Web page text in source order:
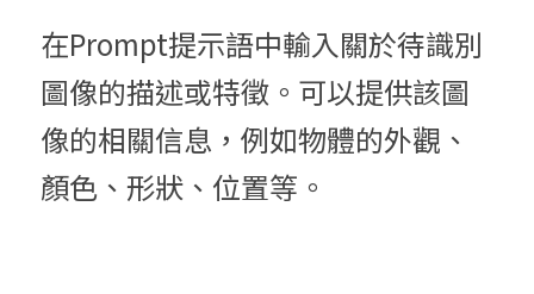
在Prompt提示語中輸入關於待識別
圖像的描述或特徵。可以提供該圖
像的相關信息，例如物體的外觀、
顏色、形狀、位置等。